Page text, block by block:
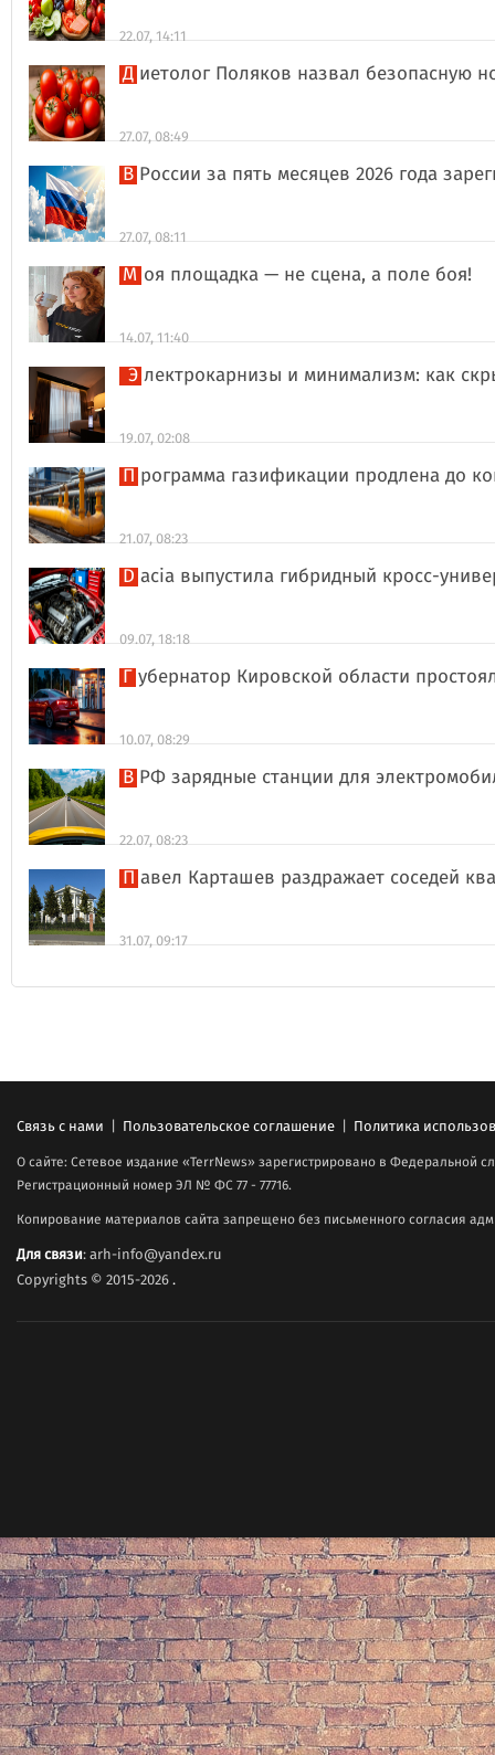
22.07, 14:11
Диетолог Поляков назвал безопасную
27.07, 08:49
В России за пять месяцев 2026 года
27.07, 08:11
Моя площадка — не сцена, а поле боя!
14.07, 11:40
Электрокарнизы и минимализм: как
19.07, 02:08
Программа газификации продлена до
21.07, 08:23
Dacia выпустила гибридный кросс-
09.07, 18:18
Губернатор Кировской области
10.07, 08:29
В РФ зарядные станции для
22.07, 08:23
Павел Карташев раздражает соседей
31.07, 09:17
Связь с нами | Пользовательское соглашение | Политика
О сайте: Сетевое издание «TerrNews» зарегистрировано в Федеральной
Регистрационный номер ЭЛ № ФС 77 - 77716.
Копирование материалов сайта запрещено без письменного согласия
Для связи: arh-info@yandex.ru
Copyrights © 2015-2026.